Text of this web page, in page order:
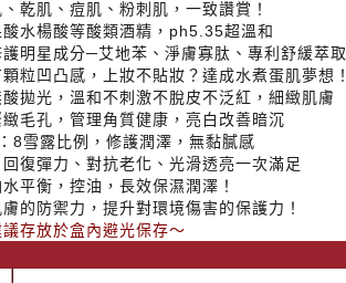
乾肌、痘肌、粉刺肌，一致讚賞！
酸水楊酸等酸類酒精，ph5.35超溫和
明星成分─艾地苯、淨膚寡肽、專利舒緩萃取
粒凹凸感，上妝不貼妝？達成水煮蛋肌夢想！
拋光，溫和不刺激不脫皮不泛紅，細緻肌膚
毛孔，管理角質健康，亮白改善暗沉
8雪露比例，修護潤澤，無黏膩感
復彈力、對抗老化、光滑透亮一次滿足
平衡，控油，長效保濕潤澤！
的防禦力，提升對環境傷害的保護力！
議存放於盒內避光保存～